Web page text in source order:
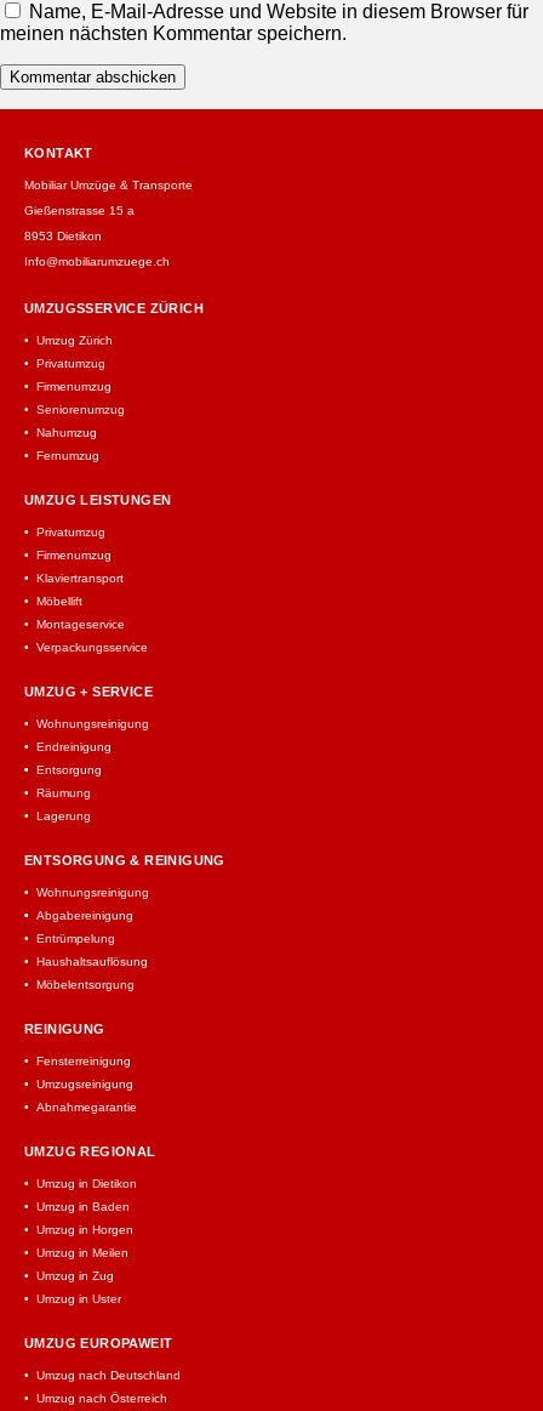
Name, E-Mail-Adresse und Website in diesem Browser für
meinen nächsten Kommentar speichern.
KONTAKT
Mobiliar Umzüge & Transporte
Gießenstrasse 15 a
8953 Dietikon
Info@mobiliarumzuege.ch
UMZUGSSERVICE ZÜRICH
Umzug Zürich
Privatumzug
Firmenumzug
Seniorenumzug
Nahumzug
Fernumzug
UMZUG LEISTUNGEN
Privatumzug
Firmenumzug
Klaviertransport
Möbellift
Montageservice
Verpackungsservice
UMZUG + SERVICE
Wohnungsreinigung
Endreinigung
Entsorgung
Räumung
Lagerung
ENTSORGUNG & REINIGUNG
Wohnungsreinigung
Abgabereinigung
Entrümpelung
Haushaltsauflösung
Möbelentsorgung
REINIGUNG
Fensterreinigung
Umzugsreinigung
Abnahmegarantie
UMZUG REGIONAL
Umzug in Dietikon
Umzug in Baden
Umzug in Horgen
Umzug in Meilen
Umzug in Zug
Umzug in Uster
UMZUG EUROPAWEIT
Umzug nach Deutschland
Umzug nach Österreich